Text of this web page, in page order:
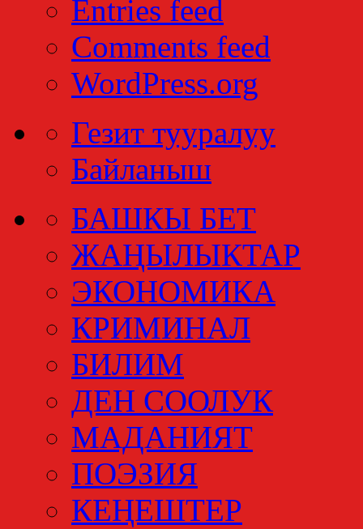
Entries feed
Comments feed
WordPress.org
Гезит тууралуу
Байланыш
БАШКЫ БЕТ
ЖАҢЫЛЫКТАР
ЭКОНОМИКА
КРИМИНАЛ
БИЛИМ
ДЕН СООЛУК
МАДАНИЯТ
ПОЭЗИЯ
КЕҢЕШТЕР